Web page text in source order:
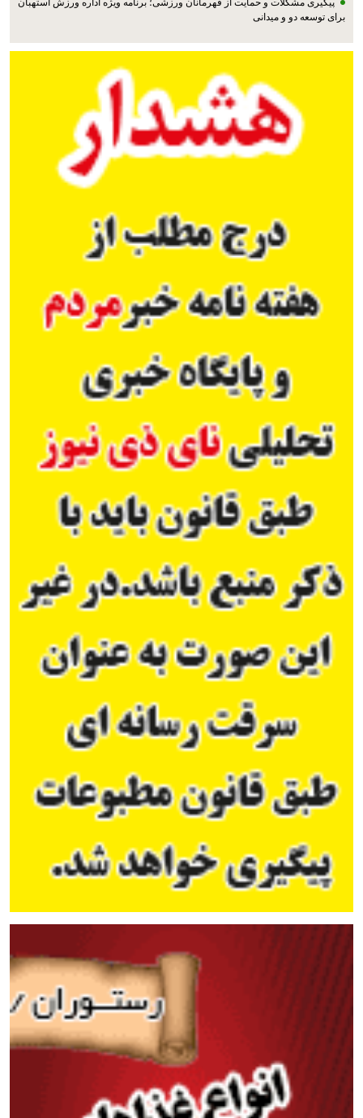
پیگیری مشکلات و حمایت از قهرمانان ورزشی؛ برنامه ویژه اداره ورزش استهبان
برای توسعه دو و میدانی